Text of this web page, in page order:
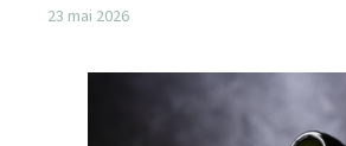
23 mai 2026